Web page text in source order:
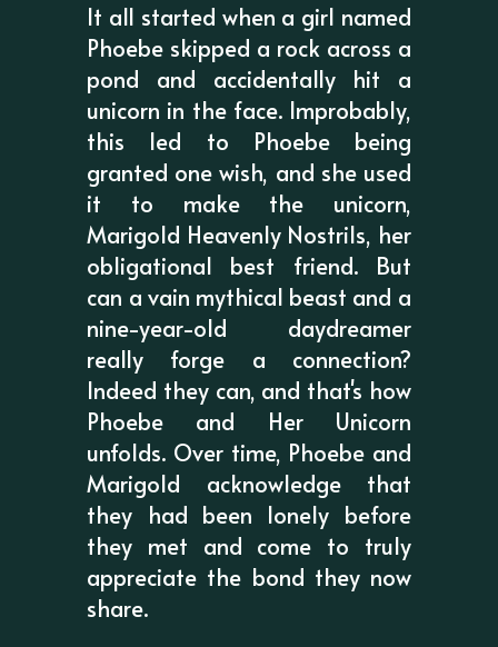
It all started when a girl named
Phoebe skipped a rock across a
pond and accidentally hit a
unicorn in the face. Improbably,
this led to Phoebe being
granted one wish, and she used
it to make the unicorn,
Marigold Heavenly Nostrils, her
obligational best friend. But
can a vain mythical beast and a
nine-year-old daydreamer
really forge a connection?
Indeed they can, and that's how
Phoebe and Her Unicorn
unfolds. Over time, Phoebe and
Marigold acknowledge that
they had been lonely before
they met and come to truly
appreciate the bond they now
share.